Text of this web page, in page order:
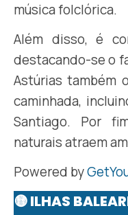
música folclórica.
Além disso, é
destacando-se o
Astúrias também
caminhada,
Santiago. Por
naturais atraem
Powered by
🟡 ILHAS